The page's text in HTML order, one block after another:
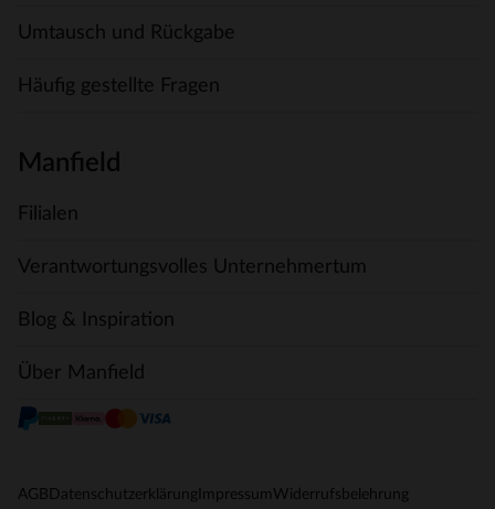
Umtausch und Rückgabe
Häufig gestellte Fragen
Manfield
Filialen
Verantwortungsvolles Unternehmertum
Blog & Inspiration
Über Manfield
AGB Datenschutzerklärung Impressum Widerrufsbelehrung